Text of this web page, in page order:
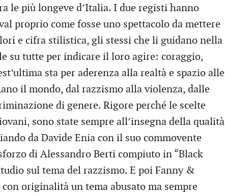
le più longeve d’Italia. I due registi hanno
proprio come fosse uno spettacolo da mettere
e cifra stilistica, gli stessi che li guidano nella
su tutte per indicare il loro agire: coraggio,
sta per aderenza alla realtà e spazio alle
il mondo, dal razzismo alla violenza, dalle
di genere. Rigore perché le scelte
sono state sempre all’insegna della qualità
da Davide Enia con il suo commovente
di Alessandro Berti compiuto in “Black
sul tema del razzismo. E poi Fanny &
originalità un tema abusato ma sempre